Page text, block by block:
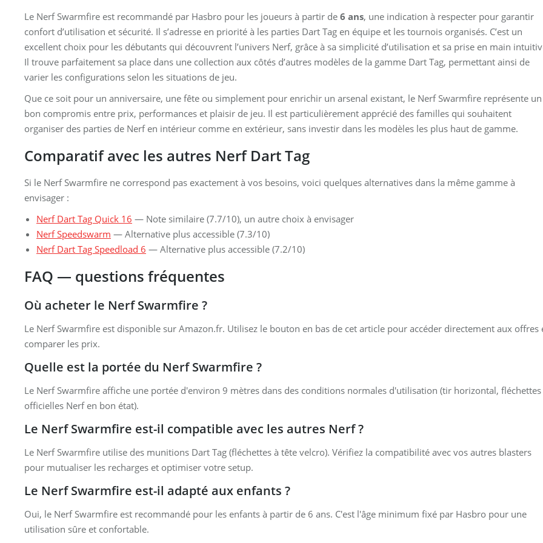
Le Nerf Swarmfire est recommandé par Hasbro pour les joueurs à partir de 6 ans, une indication à respecter pour garantir
confort d’utilisation et sécurité. Il s’adresse en priorité à les parties Dart Tag en équipe et les tournois organisés. C’est un
excellent choix pour les débutants qui découvrent l’univers Nerf, grâce à sa simplicité d’utilisation et sa prise en main
Il trouve parfaitement sa place dans une collection aux côtés d’autres modèles de la gamme Dart Tag, permettant ainsi de
varier les configurations selon les situations de jeu.
Que ce soit pour un anniversaire, une fête ou simplement pour enrichir un arsenal existant, le Nerf Swarmfire représente un
bon compromis entre prix, performances et plaisir de jeu. Il est particulièrement apprécié des familles qui souhaitent
organiser des parties de Nerf en intérieur comme en extérieur, sans investir dans les modèles les plus haut de gamme.
Comparatif avec les autres Nerf Dart Tag
Si le Nerf Swarmfire ne correspond pas exactement à vos besoins, voici quelques alternatives dans la même gamme à
envisager :
Nerf Dart Tag Quick 16 — Note similaire (7.7/10), un autre choix à envisager
Nerf Speedswarm — Alternative plus accessible (7.3/10)
Nerf Dart Tag Speedload 6 — Alternative plus accessible (7.2/10)
FAQ — questions fréquentes
Où acheter le Nerf Swarmfire ?
Le Nerf Swarmfire est disponible sur Amazon.fr. Utilisez le bouton en bas de cet article pour accéder directement aux offres
comparer les prix.
Quelle est la portée du Nerf Swarmfire ?
Le Nerf Swarmfire affiche une portée d'environ 9 mètres dans des conditions normales d'utilisation (tir horizontal, fléchettes
officielles Nerf en bon état).
Le Nerf Swarmfire est-il compatible avec les autres Nerf ?
Le Nerf Swarmfire utilise des munitions Dart Tag (fléchettes à tête velcro). Vérifiez la compatibilité avec vos autres blasters
pour mutualiser les recharges et optimiser votre setup.
Le Nerf Swarmfire est-il adapté aux enfants ?
Oui, le Nerf Swarmfire est recommandé pour les enfants à partir de 6 ans. C'est l'âge minimum fixé par Hasbro pour une
utilisation sûre et confortable.